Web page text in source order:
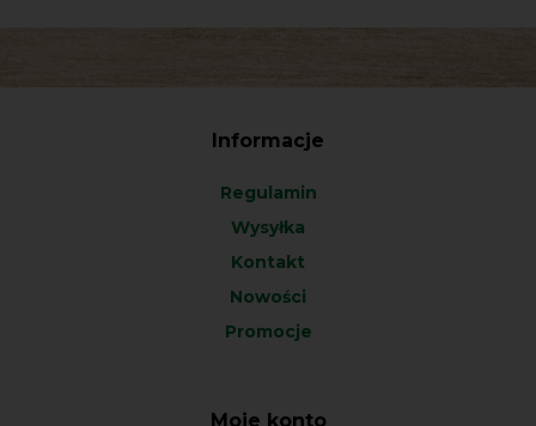
Informacje
Regulamin
Wysyłka
Kontakt
Nowości
Promocje
Moje konto